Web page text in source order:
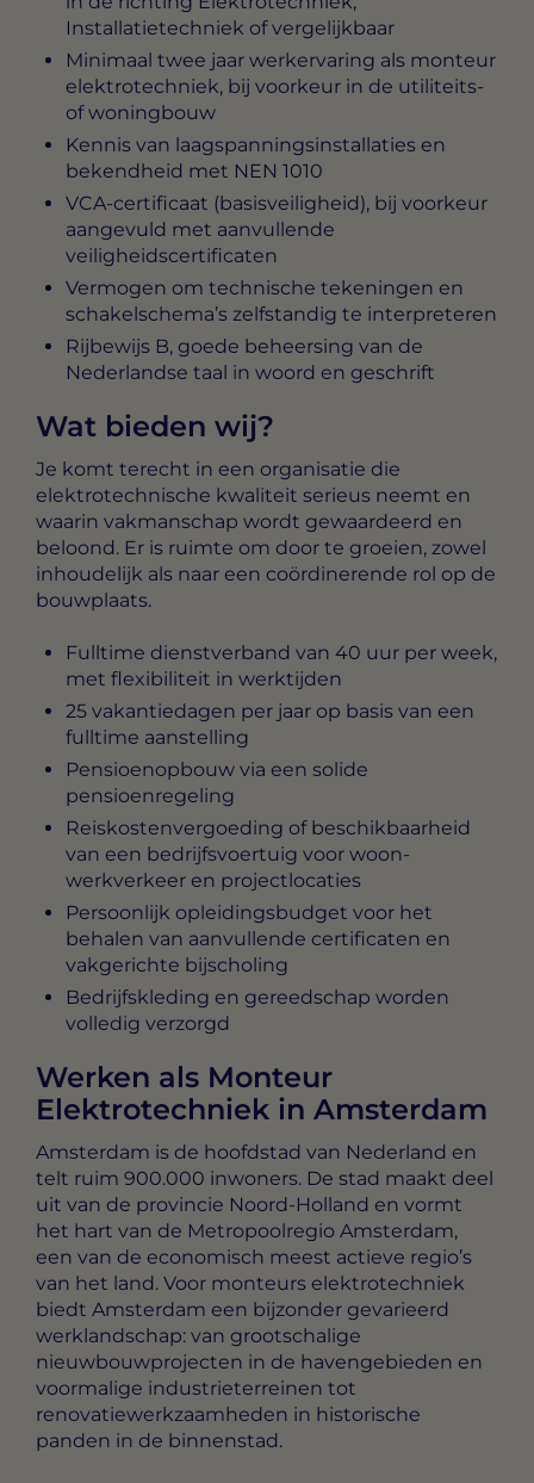
Installatietechniek of vergelijkbaar
Minimaal twee jaar werkervaring als monteur
elektrotechniek, bij voorkeur in de utiliteits-
of woningbouw
Kennis van laagspanningsinstallaties en
bekendheid met NEN 1010
VCA-certificaat (basisveiligheid), bij voorkeur
aangevuld met aanvullende
veiligheidscertificaten
Vermogen om technische tekeningen en
schakelschema’s zelfstandig te interpreteren
Rijbewijs B, goede beheersing van de
Nederlandse taal in woord en geschrift
Wat bieden wij?
Je komt terecht in een organisatie die
elektrotechnische kwaliteit serieus neemt en
waarin vakmanschap wordt gewaardeerd en
beloond. Er is ruimte om door te groeien, zowel
inhoudelijk als naar een coördinerende rol op de
bouwplaats.
Fulltime dienstverband van 40 uur per week,
met flexibiliteit in werktijden
25 vakantiedagen per jaar op basis van een
fulltime aanstelling
Pensioenopbouw via een solide
pensioenregeling
Reiskostenvergoeding of beschikbaarheid
van een bedrijfsvoertuig voor woon-
werkverkeer en projectlocaties
Persoonlijk opleidingsbudget voor het
behalen van aanvullende certificaten en
vakgerichte bijscholing
Bedrijfskleding en gereedschap worden
volledig verzorgd
Werken als Monteur
Elektrotechniek in Amsterdam
Amsterdam is de hoofdstad van Nederland en
telt ruim 900.000 inwoners. De stad maakt deel
uit van de provincie Noord-Holland en vormt
het hart van de Metropoolregio Amsterdam,
een van de economisch meest actieve regio’s
van het land. Voor monteurs elektrotechniek
biedt Amsterdam een bijzonder gevarieerd
werklandschap: van grootschalige
nieuwbouwprojecten in de havengebieden en
voormalige industrieterreinen tot
renovatiewerkzaamheden in historische
panden in de binnenstad.